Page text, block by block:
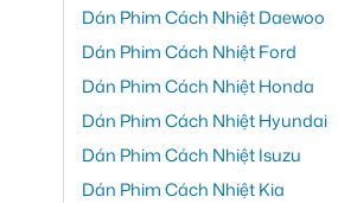
Dán Phim Cách Nhiệt Daewoo
Dán Phim Cách Nhiệt Ford
Dán Phim Cách Nhiệt Honda
Dán Phim Cách Nhiệt Hyundai
Dán Phim Cách Nhiệt Isuzu
Dán Phim Cách Nhiệt Kia